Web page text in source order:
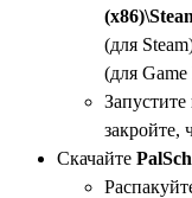
(для
(для Game
закройте,
Скачайте